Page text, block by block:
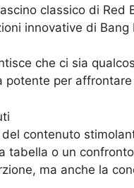
classico di
innovative di
che ci sia
potente per
contenuto
tabella o un
ma anche la